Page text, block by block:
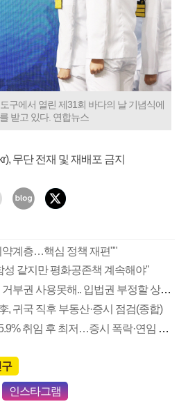
구에서 열린 제31회 바다의 날 기념식에
받고 있다. 연합뉴스
무단 전재 및 재배포 금지
약계층…핵심 정책 재편""
성 같지만 평화공존책 계속해야"
이 대통령 "의견 다르다고 거부권 사용못해.. 입법권 부정할 상황이라 보기 어려워"
, 귀국 직후 부동산·증시 점검(종합)
[속보] 이 대통령 지지율 45.9% 취임 후 최저…증시 폭락·연임 개헌 논란 영향
인스타그램